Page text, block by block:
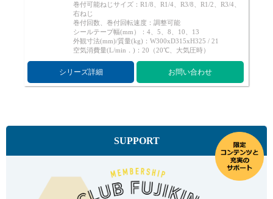
バルブと継手のきほん
説明会・講習会
ログイン
Corporate Blog
採用情報
巻付可能ねじサイズ：R1/8、R1/4、R3/8、R1/2、R3/4、
右ねじ
巻付回数、巻付回転速度：調整可能
シールテープ幅(mm）：4、5、8、10、13
外観寸法(mm)/質量(kg)：W300xD315xH325 / 21
空気消費量(L/min．)：20（20℃、大気圧時）
シリーズ詳細 お問い合わせ
SUPPORT